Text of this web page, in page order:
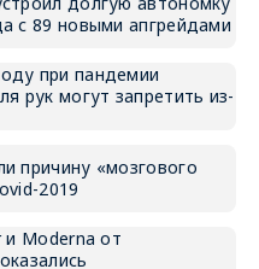
с 89 новыми апгрейдами
при пандемии
рук могут запретить из-
причину «мозгового
2019
Moderna от